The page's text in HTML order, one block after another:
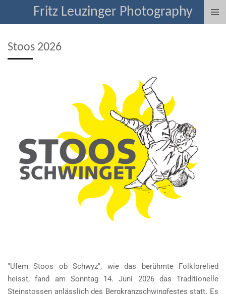
Hauptinhalt
Fritz Leuzinger Photography
Stoos 2026
"Ufem Stoos ob Schwyz", wie das berühmte Folklorelied
heisst, fand am Sonntag 14. Juni 2026 das Traditionelle
Steinstossen anlässlich des Bergkranzschwingfestes statt. Es